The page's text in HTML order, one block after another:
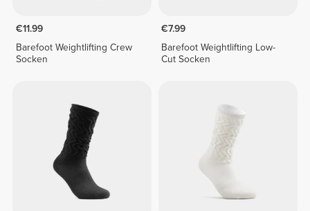
€11.99
Barefoot Weightlifting Crew
Socken
€7.99
Barefoot Weightlifting Low-
Cut Socken